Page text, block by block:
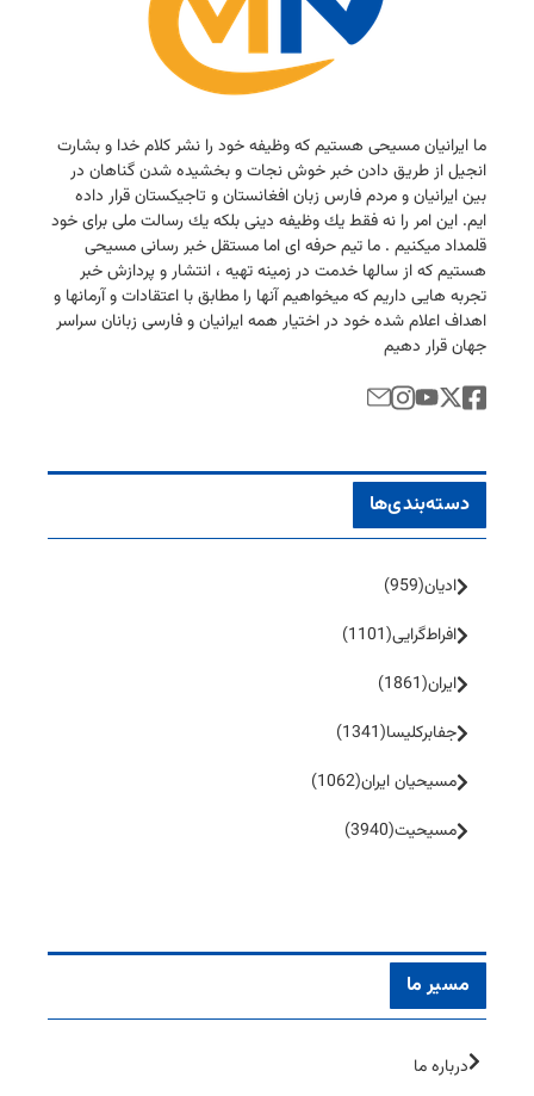
ما ایرانیان مسیحی هستیم كه وظیفه خود را نشر كلام خدا و بشارت
انجیل از طریق دادن خبر خوش نجات و بخشیده شدن گناهان در
بین ایرانیان و مردم فارس زبان افغانستان و تاجیكستان قرار داده
ایم. این امر را نه فقط یك وظیفه دینی بلكه یك رسالت ملی برای خود
قلمداد میكنیم . ما تیم حرفه ای اما مستقل خبر رسانی مسیحی
هستیم كه از سالها خدمت در زمینه تهیه ، انتشار و پردازش خبر
تجربه هایی داریم كه میخواهیم آنها را مطابق با اعتقادات و آرمانها و
اهداف اعلام شده خود در اختیار همه ایرانیان و فارسی زبانان سراسر
جهان قرار دهیم
دسته‌بندی‌ها
ادیان(959)
افراط‌گرایی(1101)
ایران(1861)
جفا‌بر‌کلیسا(1341)
مسیحیان ایران(1062)
مسیحیت(3940)
مسیر ما
درباره ما